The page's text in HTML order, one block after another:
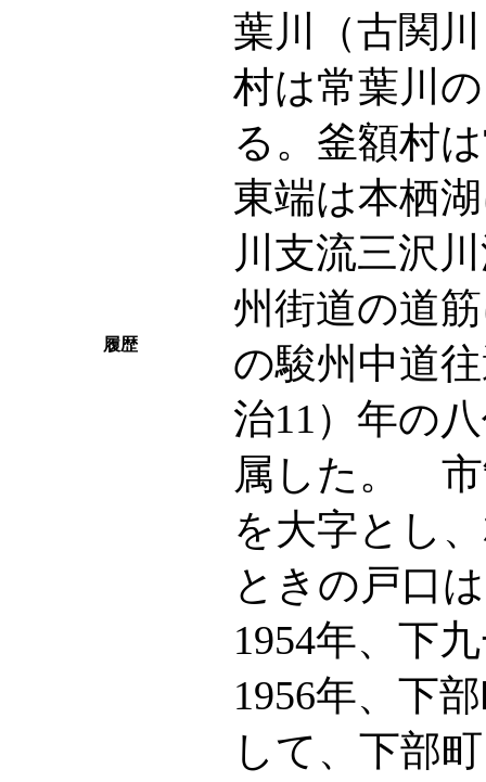
履歴
葉川（古関
村は常葉川
る。釜額村
東端は本栖
川支流三沢
州街道の道
の駿州中道
治11）年の
属した。 市
を大字とし
ときの戸口
1954年、下
1956年、下
して、下部